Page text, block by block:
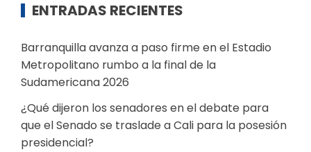
ENTRADAS RECIENTES
Barranquilla avanza a paso firme en el Estadio
Metropolitano rumbo a la final de la
Sudamericana 2026
¿Qué dijeron los senadores en el debate para
que el Senado se traslade a Cali para la posesión
presidencial?